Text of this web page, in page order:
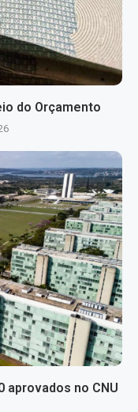
do Orçamento
aprovados no CNU